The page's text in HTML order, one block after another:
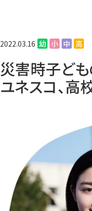
2022.03.16 幼 小 中 高
災害時子ど
ユネスコ、